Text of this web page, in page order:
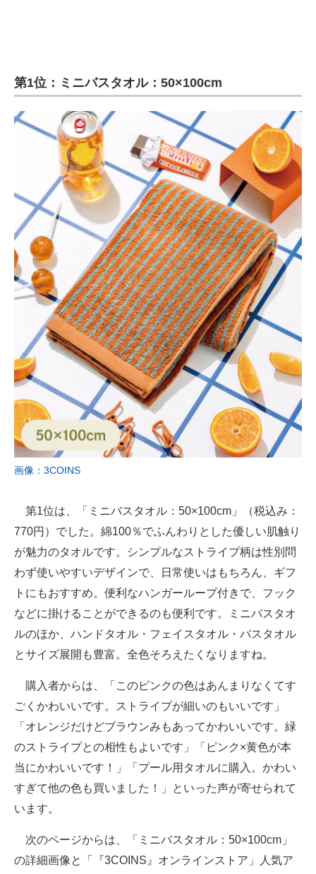
第1位：ミニバスタオル：50×100cm
画像：3COINS
第1位は、「ミニバスタオル：50×100cm」（税込み：
770円）でした。綿100％でふんわりとした優しい肌触り
が魅力のタオルです。シンプルなストライプ柄は性別問
わず使いやすいデザインで、日常使いはもちろん、ギフ
トにもおすすめ。便利なハンガーループ付きで、フック
などに掛けることができるのも便利です。ミニバスタオ
ルのほか、ハンドタオル・フェイスタオル・バスタオル
とサイズ展開も豊富。全色そろえたくなりますね。
購入者からは、「このピンクの色はあんまりなくてす
ごくかわいいです。ストライプが細いのもいいです」
「オレンジだけどブラウンみもあってかわいいです。緑
のストライプとの相性もよいです」「ピンク×黄色が本
当にかわいいです！」「プール用タオルに購入。かわい
すぎて他の色も買いました！」といった声が寄せられて
います。
次のページからは、「ミニバスタオル：50×100cm」
の詳細画像と「『3COINS』オンラインストア」人気ア